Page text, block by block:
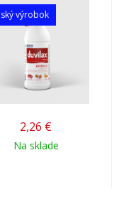
výrobok
2,26 €
Na sklade